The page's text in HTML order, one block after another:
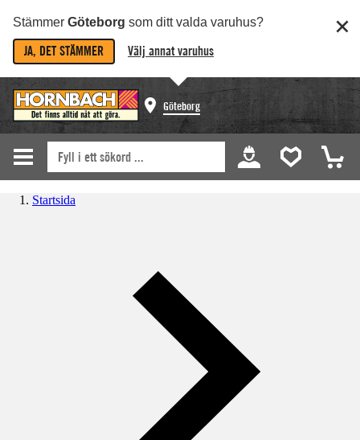
Stämmer Göteborg som ditt valda varuhus?
JA, DET STÄMMER Välj annat varuhus
Göteborg
Startsida